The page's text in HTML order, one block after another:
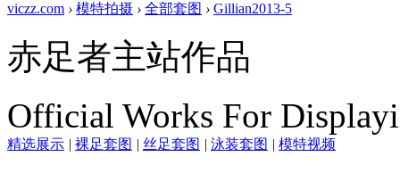
viczz.com › 模特拍摄 › 全部套图 › Gillian2013-5
赤足者主站作品
Official Works For
精选展示 | 裸足套图 | 丝足套图 | 泳装套图 | 模特视频